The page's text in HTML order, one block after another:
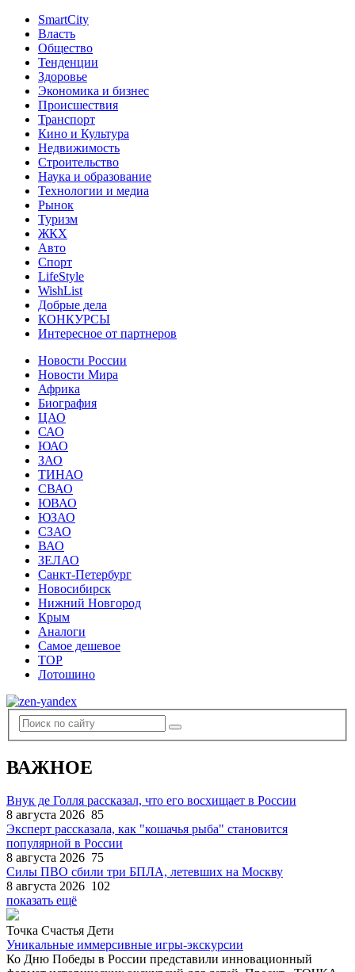
SmartCity
Власть
Общество
Тенденции
Здоровье
Экономика и бизнес
Происшествия
Транспорт
Кино и Культура
Недвижимость
Строительство
Наука и образование
Технологии и медиа
Рынок
Туризм
ЖКХ
Авто
Спорт
LifeStyle
WishList
Добрые дела
КОНКУРСЫ
Интересное от партнеров
Новости России
Новости Мира
Африка
Биография
ЦАО
САО
ЮАО
ЗАО
ТИНАО
СВАО
ЮВАО
ЮЗАО
СЗАО
ВАО
ЗЕЛАО
Санкт-Петербург
Новосибирск
Нижний Новгород
Крым
Аналоги
Самое дешевое
TOP
Лотошино
ВАЖНОЕ
Внук де Голля рассказал, что его восхищает в России
8 августа 2026 85
Эксперт рассказала, как "кошачья рыба" становится
популярной в России
8 августа 2026 75
Силы ПВО сбили три БПЛА, летевших на Москву
8 августа 2026 102
показать ещё
Точка Счастья Дети
Уникальные иммерсивные игры-экскурсии
Ко Дню Победы в России представили инновационный